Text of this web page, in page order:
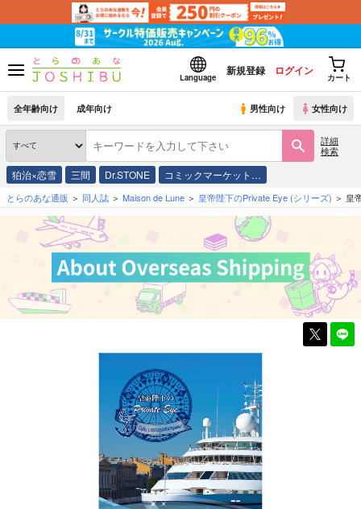
Language
新規登録 ログイン
カート
全年齢向け 成年向け 男性向け 女性向け
詳細
検索
狛治×恋雪 三間 Dr.STONE コミックマーケット…
とらのあな通販 同人誌 Maison de Lune 皇帝陛下のPrivate Eye (シリーズ) 皇